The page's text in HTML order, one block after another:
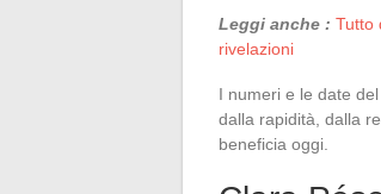
Leggi anche : Tutto
rivelazioni
I numeri e le date
dalla rapidità, dalla
beneficia oggi.